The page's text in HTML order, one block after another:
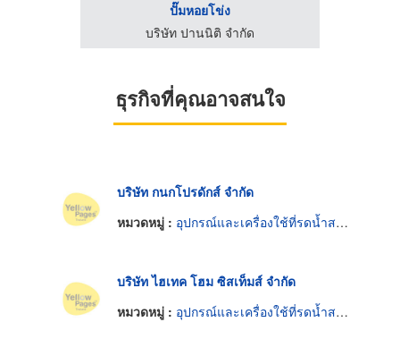
ปั๊มหอยโข่ง
บริษัท ปานนิติ จำกัด
ธุรกิจที่คุณอาจสนใจ
บริษัท กนกโปรดักส์ จำกัด
หมวดหมู่ : อุปกรณ์และเครื่องใช้ที่รดน้ำสนามและสวน
บริษัท ไฮเทค โฮม ซิสเท็มส์ จำกัด
หมวดหมู่ : อุปกรณ์และเครื่องใช้ที่รดน้ำสนามและสวน